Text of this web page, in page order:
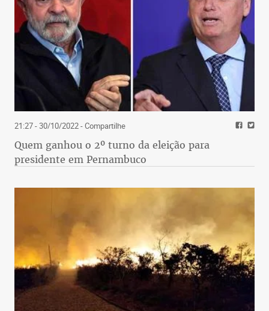
21:27 - 30/10/2022- Compartilhe
Quem ganhou o 2º turno da eleição para
presidente em Pernambuco